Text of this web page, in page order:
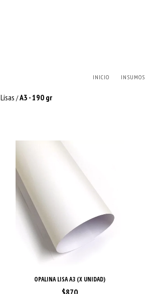
INICIO INSUMOS
Lisas /A3 - 190 gr
OPALINA LISA A3 (X UNIDAD)
$870